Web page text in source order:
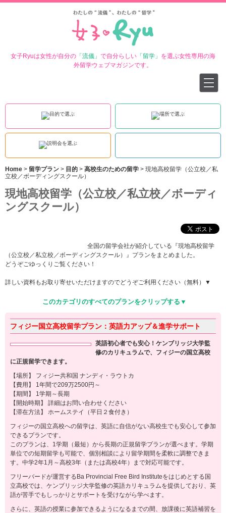
女子Ryuは女性が自分の 「流儀」 で自分らしい 「留学」 を選ぶ女性専用の海
外留学ウェブマガジンです。
Home > 留学プラン > 目的 > 高校生のための留学 > 現地高校留学（公立校／私
立校／ボーディングスクール）
現地高校留学（公立校／私立校／ボーディ
ングスクール）
全国の留学会社が紹介している『現地高校留学
（公立校／私立校／ボーディングスクール）』プランをまとめました。
どうぞごゆっくりご覧ください！
詳しい資料もお取り寄せいただけますのでどうぞご利用ください（無料）▼
このカテゴリのすべてのプランをクリップする▼
フィジー国立高校留学プラン：英語力アップ＆進学サポート
英語初心者でも安心！ケンブリッジ大学監
修のカリキュラムで、フィジーの国立高校
に正規留学できます。
【場所】 フィジー共和国 ナンディ・ラウトカ
【費用】 1年間で209万2500円～
【期間】 1学期～長期
【開始時期】 詳細はお問い合わせください
【滞在方法】 ホームステイ（平日２食付き）
フィジーの国立高校への留学は、英語に自信がない高校生でも安心して参加
できるプランです。
このプランは、1学期（最短）から長期の正規留学プランが選べます。学期
単位での短期留学も可能で、個別相談により留学期間を柔軟に調整できま
す。中学2年1月～高校3年（または高校4年）まで対応可能です。
フリーバードが運営するBa Provincial Free Bird Instituteをはじめとする国
立高校では、ケンブリッジ大学監修の英語カリキュラムを提供しており、英
語が苦手でもしっかりとサポートを受けながら学べます。
さらに、英語の授業に参加できるようになるまでの間、放課後に英語補習を